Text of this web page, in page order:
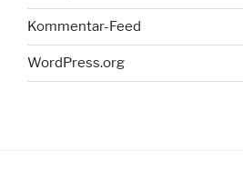
Kommentar-Feed
WordPress.org